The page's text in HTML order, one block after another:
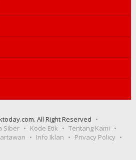
All Right Reserved
Siber Kode Etik
Tentang Kami
Info Iklan
Privacy Policy